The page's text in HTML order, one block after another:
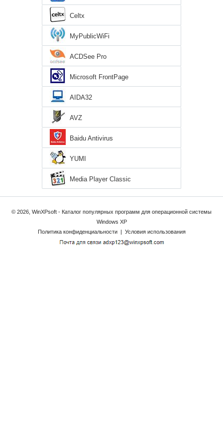
Celtx
MyPublicWiFi
ACDSee Pro
Microsoft FrontPage
AIDA32
AVZ
Baidu Antivirus
YUMI
Media Player Classic
© 2026, WinXPsoft - Каталог популярных программ для операционной системы
Windows XP
Политика конфиденциальности
Условия использования